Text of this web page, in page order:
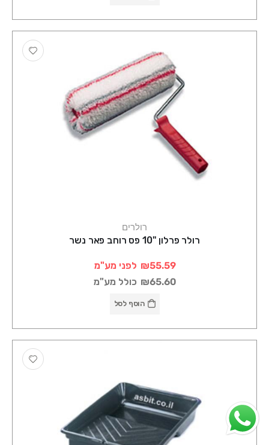
רולרים
רולר פרלון "10 פס רוחב פאר נשר
₪55.59 לפני מע"מ
₪65.60 כולל מע"מ
הוסף לסל